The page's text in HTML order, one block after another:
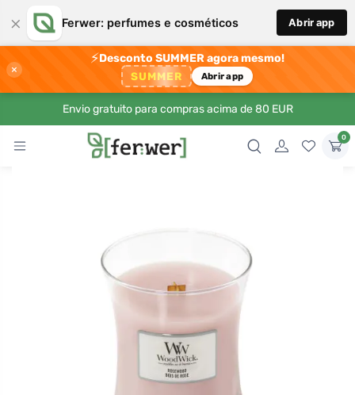
× Ferwer: perfumes e cosméticos Abrir app
×
⚡Desconto SUMMER agora mesmo!
SUMMER Abrir app
Envio gratuito para compras acima de 80 EUR
0